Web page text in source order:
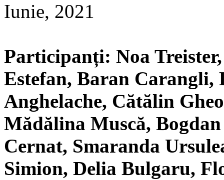
Iunie, 2021
Participanți: Noa
Estefan, Baran Carangli,
Anghelache, Cătălin
Mădălina Muscă,
Cernat, Smaranda
Simion, Delia Bulgaru,